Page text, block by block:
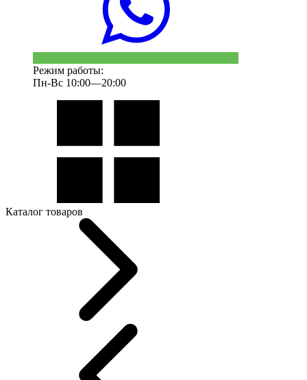
Режим работы:
Пн-Вс 10:00—20:00
Каталог товаров